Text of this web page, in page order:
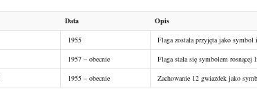
Data
Opis
1955
Flaga została przyjęta jako
1957 – obecnie
Flaga stała się symbolem rosnącej
1955 – obecnie Zachowanie 12 gwiazdek jako